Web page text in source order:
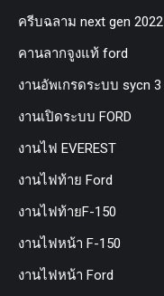
ครีบฉลาม next gen 2022
คานลากจูงแท้ ford
งานอัพเกรดระบบ sycn 3
งานเปิดระบบ FORD
งานไฟ EVEREST
งานไฟท้าย Ford
งานไฟท้ายF-150
งานไฟหน้า F-150
งานไฟหน้า Ford